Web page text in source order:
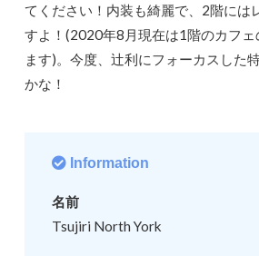
てください！内装も綺麗で、2階には
すよ！(2020年8月現在は1階のカフェ
ます)。今度、辻利にフォーカスした
かな！
Information
名前
Tsujiri North York